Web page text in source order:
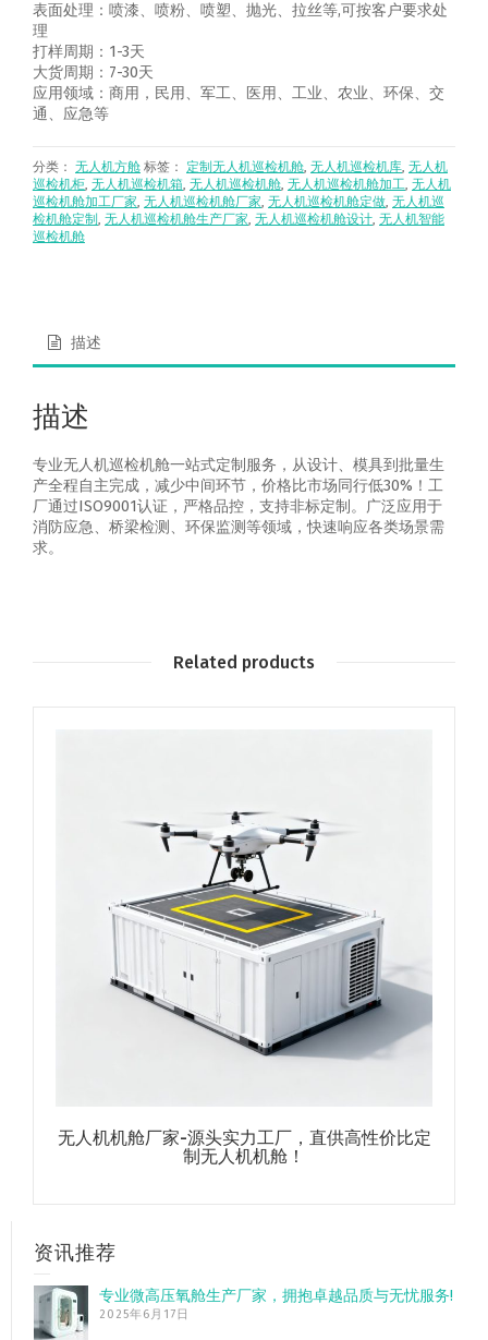
表面处理：喷漆、喷粉、喷塑、抛光、拉丝等,可按客户要求处
理
打样周期：1-3天
大货周期：7-30天
应用领域：商用，民用、军工、医用、工业、农业、环保、交
通、应急等
分类： 无人机方舱 标签： 定制无人机巡检机舱, 无人机巡检机库, 无人机
巡检机柜, 无人机巡检机箱, 无人机巡检机舱, 无人机巡检机舱加工, 无人机
巡检机舱加工厂家, 无人机巡检机舱厂家, 无人机巡检机舱定做, 无人机巡
检机舱定制 , 无人机巡检机舱生产厂家, 无人机巡检机舱设计, 无人机智能
巡检机舱
描述
描述
专业无人机巡检机舱一站式定制服务，从设计、模具到批量生
产全程自主完成，减少中间环节，价格比市场同行低30%！工
厂通过ISO9001认证，严格品控，支持非标定制。广泛应用于
消防应急、桥梁检测、环保监测等领域，快速响应各类场景需
求。
Related products
无人机机舱厂家-源头实力工厂，直供高性价比定
制无人机机舱！
资讯推荐
专业微高压氧舱生产厂家，拥抱卓越品质与无忧服务!
2025年6月17日